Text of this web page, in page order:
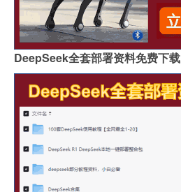
DeepSeek全套部署资料免费下载